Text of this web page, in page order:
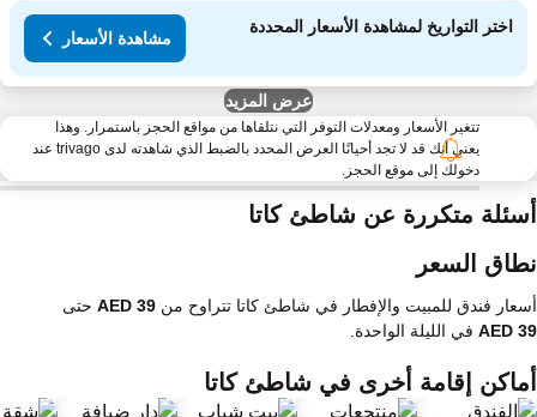
اختر التواريخ لمشاهدة الأسعار المحددة
مشاهدة الأسعار
عرض المزيد
تتغير الأسعار ومعدلات التوفر التي نتلقاها من مواقع الحجز باستمرار. وهذا
يعني أنك قد لا تجد أحيانًا العرض المحدد بالضبط الذي شاهدته لدى trivago عند
دخولك إلى موقع الحجز.
متكررة عن شاطئ كاتا
السعر
فندق للمبيت والإفطار في شاطئ كاتا تتراوح من
حتى
في الليلة الواحدة.
إقامة أخرى في شاطئ كاتا